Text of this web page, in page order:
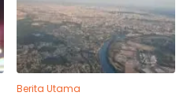
Berita Utama